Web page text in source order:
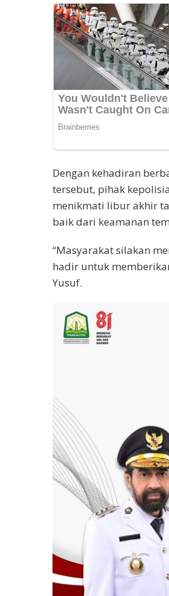
Dengan kehadiran
tersebut, pihak
menikmati libur akhir
baik dari keamanan
“Masyarakat silakan
hadir untuk
Yusuf.